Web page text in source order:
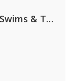
David Guetta, Teddy Swims & Tones And I